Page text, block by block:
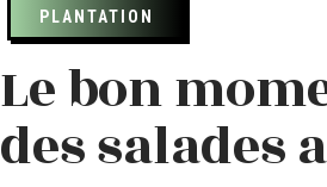
PLANTATION
Le bon
des salades